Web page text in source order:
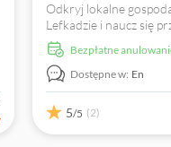
Odkryj lokalne
Lefkadzie i naucz się
jedne z najlepszych
tradycji kulinarnej.
Bezpłatne
Dostępne w: En
5/5 (2)